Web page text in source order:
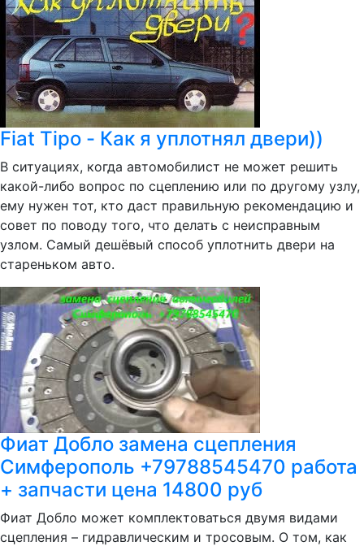
Fiat Tipo - Как я уплотнял двери))
В ситуациях, когда автомобилист не может решить
какой-либо вопрос по сцеплению или по другому узлу,
ему нужен тот, кто даст правильную рекомендацию и
совет по поводу того, что делать с неисправным
узлом. Самый дешёвый способ уплотнить двери на
стареньком авто.
Фиат Добло замена сцепления
Симферополь +79788545470 работа
+ запчасти цена 14800 руб
Фиат Добло может комплектоваться двумя видами
сцепления – гидравлическим и тросовым. О том, как